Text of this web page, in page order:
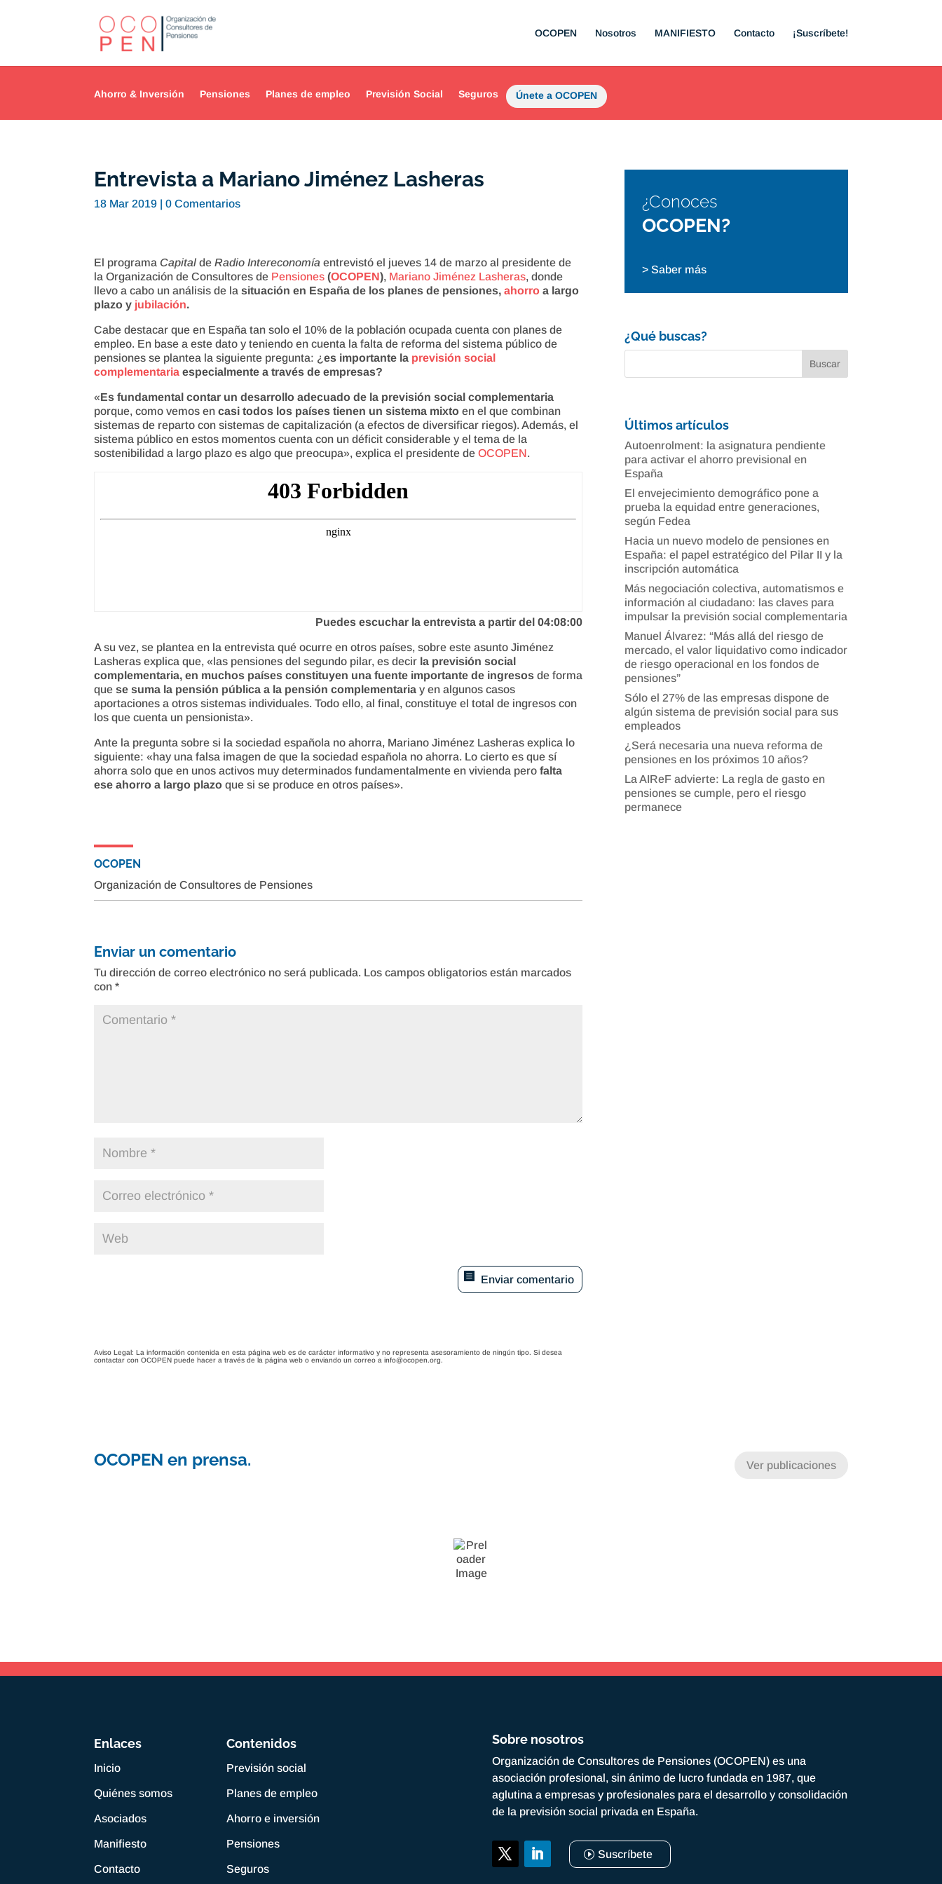
OCOPEN Nosotros MANIFIESTO Contacto ¡Suscríbete!
Ahorro & Inversión Pensiones Planes de empleo Previsión Social Seguros Únete a OCOPEN
Entrevista a Mariano Jiménez Lasheras
18 Mar 2019 |0 Comentarios
El programa Capital deRadio Intereconomíaentrevistó el jueves 14 de marzo al presidente de
la Organización de Consultores de Pensiones (OCOPEN), Mariano Jiménez Lasheras, donde
llevo a cabo un análisis de lasituación en España de los planes de pensiones,ahorro a largo
plazo y jubilación.
Cabe destacar que en España tan solo el 10% de la población ocupada cuenta con planes de
empleo. En base a este dato y teniendo en cuenta la falta de reforma del sistema público de
pensiones se plantea la siguiente pregunta: ¿es importante la previsión social
complementaria especialmente a través de empresas?
«Es fundamental contar un desarrollo adecuado de la previsión social complementaria
porque, como vemos encasi todos los países tienen un sistema mixto en el que combinan
sistemas de reparto con sistemas de capitalización (a efectos de diversificar riegos). Además, el
sistema público en estos momentos cuenta con un déficit considerable y el tema de la
sostenibilidad a largo plazo es algo que preocupa», explica el presidente deOCOPEN.
Puedes escuchar la entrevista a partir del 04:08:00
A su vez, se plantea en la entrevista qué ocurre en otros países, sobre este asunto Jiménez
Lasheras explica que, «las pensiones del segundo pilar, es decir la previsión social
complementaria, en muchos países constituyen una fuente importante de ingresos de forma
quese suma la pensión pública a la pensión complementaria y en algunos casos
aportaciones a otros sistemas individuales. Todo ello, al final, constituye el total de ingresos con
los que cuenta un pensionista».
Ante la pregunta sobre si la sociedad española no ahorra, Mariano Jiménez Lasheras explica lo
siguiente: «hay una falsa imagen de que la sociedad española no ahorra. Lo cierto es que sí
ahorra solo que en unos activos muy determinados fundamentalmente en vivienda perofalta
ese ahorro a largo plazo que si se produce en otros países».
OCOPEN
Organización de Consultores de Pensiones
Enviar un comentario
Tu dirección de correo electrónico no será publicada. Los campos obligatorios están marcados
con*
Enviar comentario
Aviso Legal: La información contenida en esta página web es de carácter informativo y no representa asesoramiento de ningún tipo. Si desea
contactar con OCOPEN puede hacer a través de la página web o enviando un correo a info@ocopen.org.
¿Conoces
OCOPEN?
> Saber más
¿Qué buscas?
Últimos artículos
Autoenrolment: la asignatura pendiente
para activar el ahorro previsional en
España
El envejecimiento demográfico pone a
prueba la equidad entre generaciones,
según Fedea
Hacia un nuevo modelo de pensiones en
España: el papel estratégico del Pilar II y la
inscripción automática
Más negociación colectiva, automatismos e
información al ciudadano: las claves para
impulsar la previsión social complementaria
Manuel Álvarez: “Más allá del riesgo de
mercado, el valor liquidativo como indicador
de riesgo operacional en los fondos de
pensiones”
Sólo el 27% de las empresas dispone de
algún sistema de previsión social para sus
empleados
¿Será necesaria una nueva reforma de
pensiones en los próximos 10 años?
La AIReF advierte: La regla de gasto en
pensiones se cumple, pero el riesgo
permanece
OCOPEN en prensa. Ver publicaciones
Enlaces
Inicio
Quiénes somos
Asociados
Manifiesto
Contacto
Contenidos
Previsión social
Planes de empleo
Ahorro e inversión
Pensiones
Seguros
Sobre nosotros
Organización de Consultores de Pensiones (OCOPEN) es una
asociación profesional, sin ánimo de lucro fundada en 1987, que
aglutina a empresas y profesionales para el desarrollo y consolidación
de la previsión social privada en España.
Suscríbete